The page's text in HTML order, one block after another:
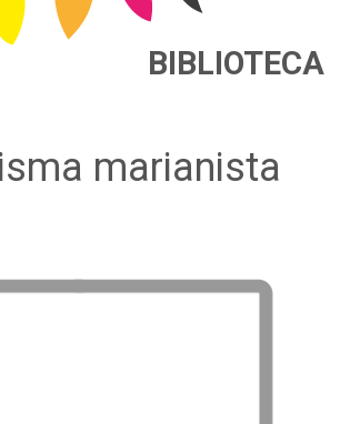
BIBLIOTECA
marianista